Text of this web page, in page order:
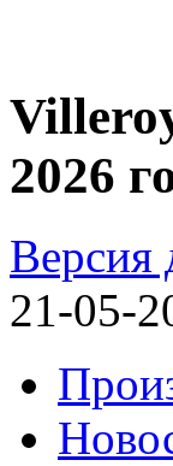
2026
Версия
21-05-